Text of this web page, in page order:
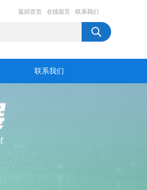
返回首页 在线留言 联系我们
联系我们